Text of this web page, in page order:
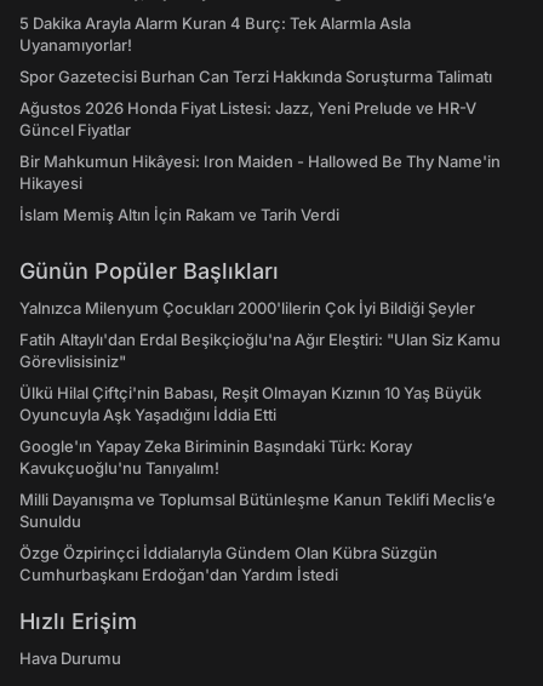
5 Dakika Arayla Alarm Kuran 4 Burç: Tek Alarmla Asla
Uyanamıyorlar!
Spor Gazetecisi Burhan Can Terzi Hakkında Soruşturma Talimatı
Ağustos 2026 Honda Fiyat Listesi: Jazz, Yeni Prelude ve HR-V
Güncel Fiyatlar
Bir Mahkumun Hikâyesi: Iron Maiden - Hallowed Be Thy Name'in
Hikayesi
İslam Memiş Altın İçin Rakam ve Tarih Verdi
Günün Popüler Başlıkları
Yalnızca Milenyum Çocukları 2000'lilerin Çok İyi Bildiği Şeyler
Fatih Altaylı'dan Erdal Beşikçioğlu'na Ağır Eleştiri: "Ulan Siz Kamu
Görevlisisiniz"
Ülkü Hilal Çiftçi'nin Babası, Reşit Olmayan Kızının 10 Yaş Büyük
Oyuncuyla Aşk Yaşadığını İddia Etti
Google'ın Yapay Zeka Biriminin Başındaki Türk: Koray
Kavukçuoğlu'nu Tanıyalım!
Milli Dayanışma ve Toplumsal Bütünleşme Kanun Teklifi Meclis’e
Sunuldu
Özge Özpirinçci İddialarıyla Gündem Olan Kübra Süzgün
Cumhurbaşkanı Erdoğan'dan Yardım İstedi
Hızlı Erişim
Hava Durumu